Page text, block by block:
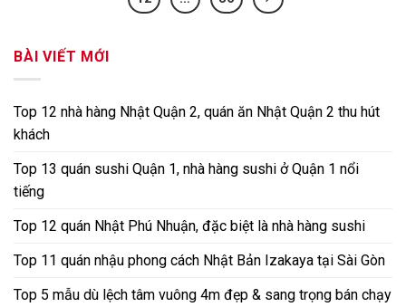
BÀI VIẾT MỚI
Top 12 nhà hàng Nhật Quận 2, quán ăn Nhật Quận 2 thu hút
khách
Top 13 quán sushi Quận 1, nhà hàng sushi ở Quận 1 nổi
tiếng
Top 12 quán Nhật Phú Nhuận, đặc biệt là nhà hàng sushi
Top 11 quán nhậu phong cách Nhật Bản Izakaya tại Sài Gòn
Top 5 mẫu dù lệch tâm vuông 4m đẹp & sang trọng bán chạy